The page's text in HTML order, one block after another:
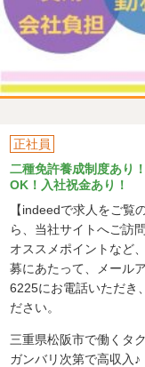
正社員
二種免許養成制度あり
OK！入社祝金あり！
【indeedで求人をご覧
ら、当社サイトへご訪
オススメポイントなど
募にあたって、メール
6225にお電話いただき
ださい。
三重県松阪市で働くタ
ガンバリ次第で高収入♪